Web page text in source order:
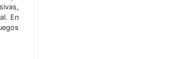
En